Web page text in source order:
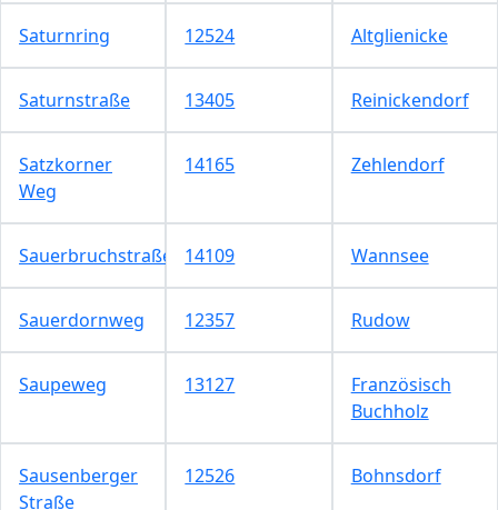
Saturnring 12524 Altglienicke
Saturnstraße 13405 Reinickendorf
Satzkorner
Weg
14165 Zehlendorf
Sauerbruchstraße 14109 Wannsee
Sauerdornweg 12357 Rudow
Saupeweg 13127
Französisch
Buchholz
Sausenberger
Straße
12526 Bohnsdorf